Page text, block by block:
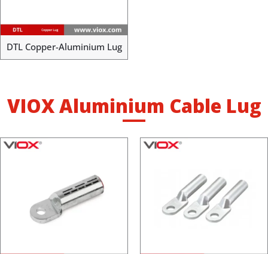
DTL Copper-Aluminium Lug
VIOX Aluminium Cable Lug